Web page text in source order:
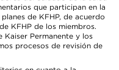
que participan en la
de KFHP, de acuerdo
KFHP de los miembros.
Permanente y los
procesos de revisión de